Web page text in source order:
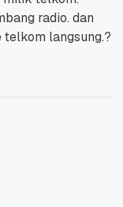
radio. dan
langsung.?